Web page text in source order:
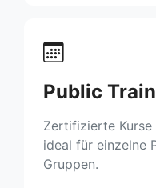
Public
Zertifizierte
ideal für einzelne
Gruppen.